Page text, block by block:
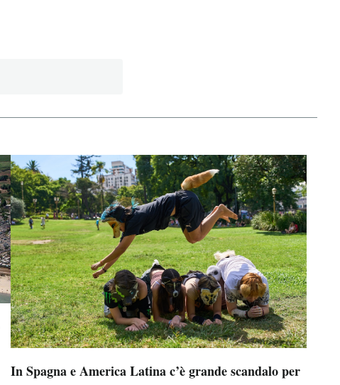
In Spagna e America Latina c’è grande scandalo per